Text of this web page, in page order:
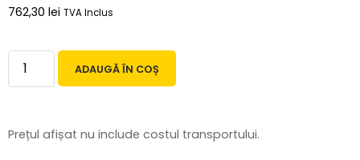
762,30 lei TVA Inclus
ADAUGĂ ÎN COȘ
Prețul afișat nu include costul transportului.